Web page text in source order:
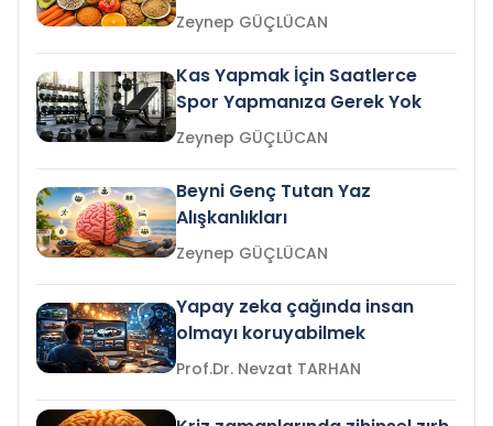
Zeynep GÜÇLÜCAN
Kas Yapmak İçin Saatlerce
Spor Yapmanıza Gerek Yok
Zeynep GÜÇLÜCAN
Beyni Genç Tutan Yaz
Alışkanlıkları
Zeynep GÜÇLÜCAN
Yapay zeka çağında insan
olmayı koruyabilmek
Prof.Dr. Nevzat TARHAN